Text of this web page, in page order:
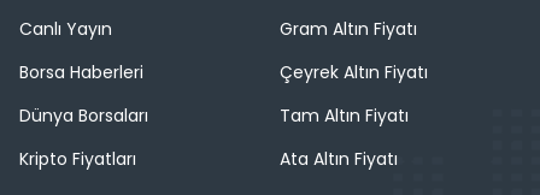
Canlı Yayın
Borsa Haberleri
Dünya Borsaları
Kripto Fiyatları
Gram Altın Fiyatı
Çeyrek Altın Fiyatı
Tam Altın Fiyatı
Ata Altın Fiyatı